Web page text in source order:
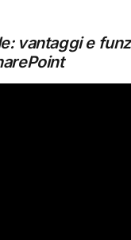
vantaggi e